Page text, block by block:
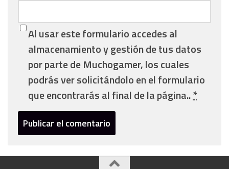
Al usar este formulario accedes al
almacenamiento y gestión de tus datos
por parte de Muchogamer, los cuales
podrás ver solicitándolo en el formulario
que encontrarás al final de la página..*